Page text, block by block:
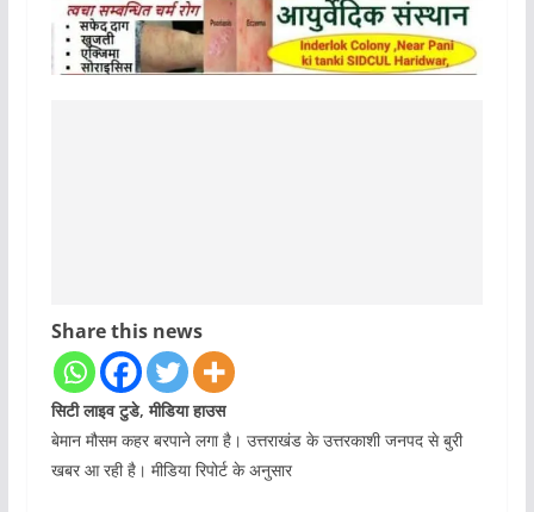
Share this news
सिटी लाइव टुडे, मीडिया हाउस
बेमान मौसम कहर बरपाने लगा है। उत्तराखंड के उत्तरकाशी जनपद से बुरी
खबर आ रही है। मीडिया रिपोर्ट के अनुसार